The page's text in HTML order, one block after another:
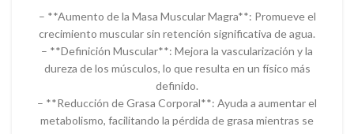
– **Aumento de la Masa Muscular Magra**: Promueve el
crecimiento muscular sin retención significativa de agua.
– **Definición Muscular**: Mejora la vascularización y la
dureza de los músculos, lo que resulta en un físico más
definido.
– **Reducción de Grasa Corporal**: Ayuda a aumentar el
metabolismo, facilitando la pérdida de grasa mientras se